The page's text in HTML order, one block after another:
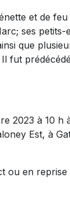
et de
ses
que
fut
2023 à 10 h
Est, à
ou en reprise